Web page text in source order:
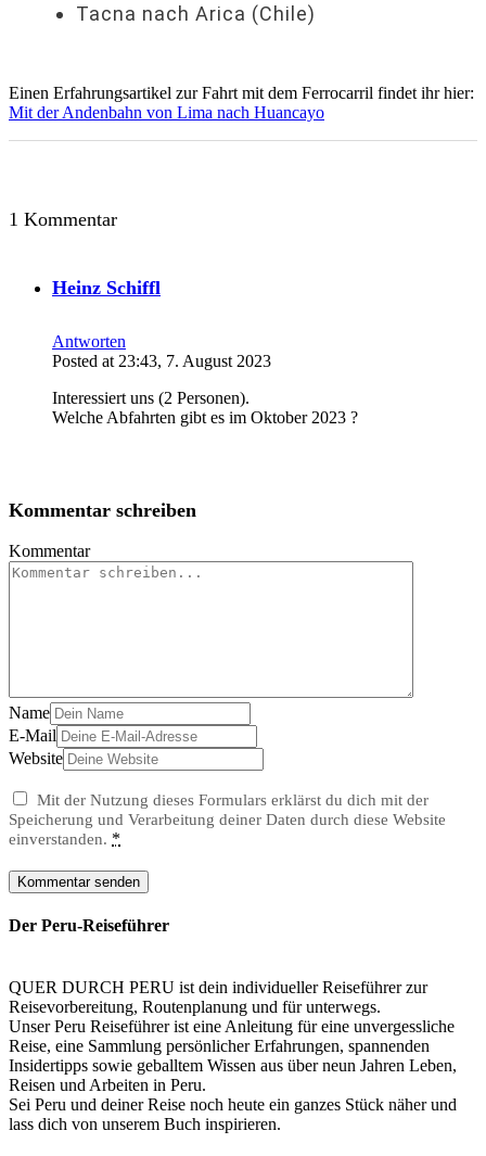
Tacna nach Arica (Chile)
Einen Erfahrungsartikel zur Fahrt mit dem Ferrocarril findet ihr hier:
Mit der Andenbahn von Lima nach Huancayo
1 Kommentar
Heinz Schiffl
Antworten
Posted at 23:43, 7. August 2023
Interessiert uns (2 Personen).
Welche Abfahrten gibt es im Oktober 2023 ?
Kommentar schreiben
Kommentar
Name
E-Mail
Website
Mit der Nutzung dieses Formulars erklärst du dich mit der
Speicherung und Verarbeitung deiner Daten durch diese Website
einverstanden. *
Der Peru-Reiseführer
QUER DURCH PERU ist dein individueller Reiseführer zur
Reisevorbereitung, Routenplanung und für unterwegs.
Unser Peru Reiseführer ist eine Anleitung für eine unvergessliche
Reise, eine Sammlung persönlicher Erfahrungen, spannenden
Insidertipps sowie geballtem Wissen aus über neun Jahren Leben,
Reisen und Arbeiten in Peru.
Sei Peru und deiner Reise noch heute ein ganzes Stück näher und
lass dich von unserem Buch inspirieren.